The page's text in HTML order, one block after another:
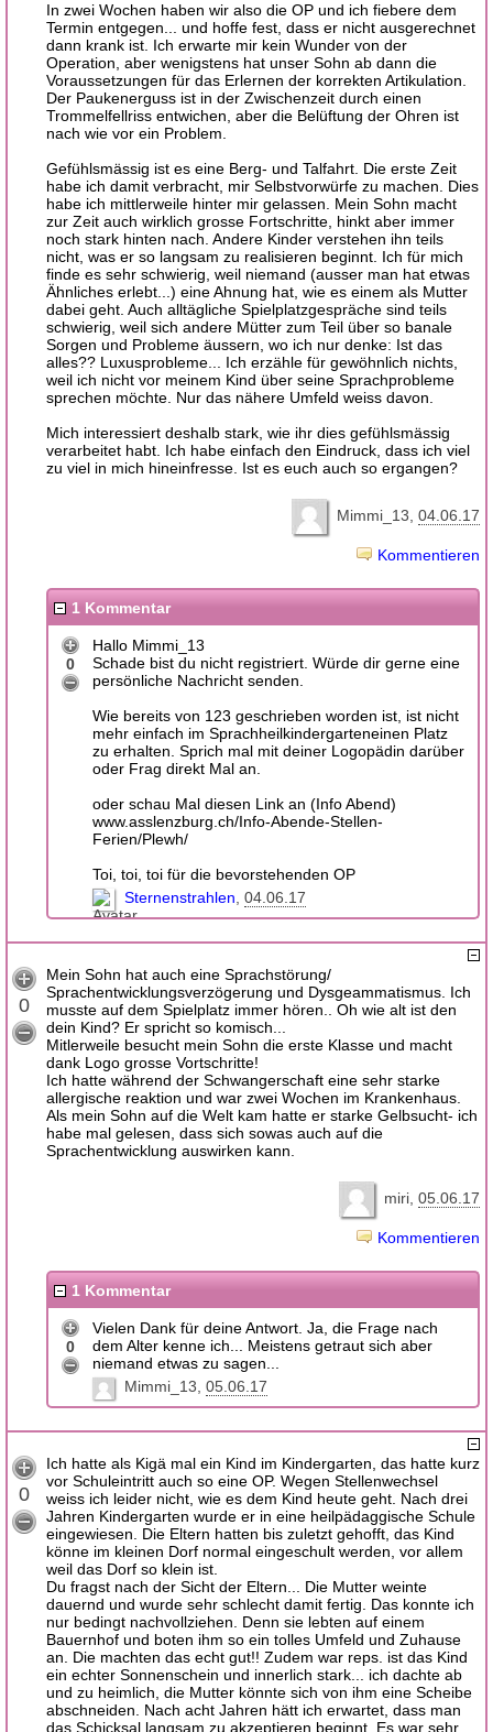
In zwei Wochen haben wir also die OP und ich fiebere dem
Termin entgegen... und hoffe fest, dass er nicht ausgerechnet
dann krank ist. Ich erwarte mir kein Wunder von der
Operation, aber wenigstens hat unser Sohn ab dann die
Voraussetzungen für das Erlernen der korrekten Artikulation.
Der Paukenerguss ist in der Zwischenzeit durch einen
Trommelfellriss entwichen, aber die Belüftung der Ohren ist
nach wie vor ein Problem.
Gefühlsmässig ist es eine Berg- und Talfahrt. Die erste Zeit
habe ich damit verbracht, mir Selbstvorwürfe zu machen. Dies
habe ich mittlerweile hinter mir gelassen. Mein Sohn macht
zur Zeit auch wirklich grosse Fortschritte, hinkt aber immer
noch stark hinten nach. Andere Kinder verstehen ihn teils
nicht, was er so langsam zu realisieren beginnt. Ich für mich
finde es sehr schwierig, weil niemand (ausser man hat etwas
Ähnliches erlebt...) eine Ahnung hat, wie es einem als Mutter
dabei geht. Auch alltägliche Spielplatzgespräche sind teils
schwierig, weil sich andere Mütter zum Teil über so banale
Sorgen und Probleme äussern, wo ich nur denke: Ist das
alles?? Luxusprobleme... Ich erzähle für gewöhnlich nichts,
weil ich nicht vor meinem Kind über seine Sprachprobleme
sprechen möchte. Nur das nähere Umfeld weiss davon.
Mich interessiert deshalb stark, wie ihr dies gefühlsmässig
verarbeitet habt. Ich habe einfach den Eindruck, dass ich viel
zu viel in mich hineinfresse. Ist es euch auch so ergangen?
Mimmi_13 04.06.17
Kommentieren
1 Kommentar
0
Hallo Mimmi_13
Schade bist du nicht registriert. Würde dir gerne eine
persönliche Nachricht senden.
Wie bereits von 123 geschrieben worden ist, ist nicht
mehr einfach im Sprachheilkindergarteneinen Platz
zu erhalten. Sprich mal mit deiner Logopädin darüber
oder Frag direkt Mal an.
oder schau Mal diesen Link an (Info Abend)
www.asslenzburg.ch/Info-Abende-Stellen-
Ferien/Plewh/
Toi, toi, toi für die bevorstehenden OP
Sternenstrahlen 04.06.17
0
Mein Sohn hat auch eine Sprachstörung/
Sprachentwicklungsverzögerung und Dysgeammatismus. Ich
musste auf dem Spielplatz immer hören.. Oh wie alt ist den
dein Kind? Er spricht so komisch...
Mitlerweile besucht mein Sohn die erste Klasse und macht
dank Logo grosse Vortschritte!
Ich hatte während der Schwangerschaft eine sehr starke
allergische reaktion und war zwei Wochen im Krankenhaus.
Als mein Sohn auf die Welt kam hatte er starke Gelbsucht- ich
habe mal gelesen, dass sich sowas auch auf die
Sprachentwicklung auswirken kann.
miri 05.06.17
Kommentieren
1 Kommentar
0
Vielen Dank für deine Antwort. Ja, die Frage nach
dem Alter kenne ich... Meistens getraut sich aber
niemand etwas zu sagen...
Mimmi_13 05.06.17
0
Ich hatte als Kigä mal ein Kind im Kindergarten, das hatte kurz
vor Schuleintritt auch so eine OP. Wegen Stellenwechsel
weiss ich leider nicht, wie es dem Kind heute geht. Nach drei
Jahren Kindergarten wurde er in eine heilpädaggische Schule
eingewiesen. Die Eltern hatten bis zuletzt gehofft, das Kind
könne im kleinen Dorf normal eingeschult werden, vor allem
weil das Dorf so klein ist.
Du fragst nach der Sicht der Eltern... Die Mutter weinte
dauernd und wurde sehr schlecht damit fertig. Das konnte ich
nur bedingt nachvollziehen. Denn sie lebten auf einem
Bauernhof und boten ihm so ein tolles Umfeld und Zuhause
an. Die machten das echt gut!! Zudem war reps. ist das Kind
ein echter Sonnenschein und innerlich stark... ich dachte ab
und zu heimlich, die Mutter könnte sich von ihm eine Scheibe
abschneiden. Nach acht Jahren hätt ich erwartet, dass man
das Schicksal langsam zu akzeptieren beginnt. Es war sehr